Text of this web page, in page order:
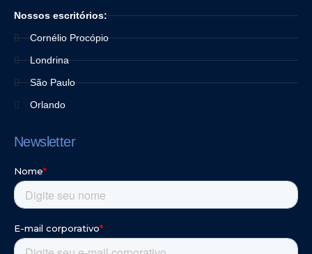
Nossos escritórios:
Cornélio Procópio
Londrina
São Paulo
Orlando
Newsletter